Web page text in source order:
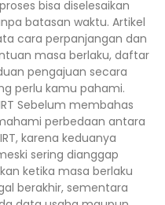
bisa diselesaikan
batasan waktu. Artikel
cara perpanjangan dan
masa berlaku, daftar
pengajuan secara
perlu kamu pahami.
Sebelum membahas
perbedaan antara
karena keduanya
sering dianggap
ketika masa berlaku
berakhir, sementara